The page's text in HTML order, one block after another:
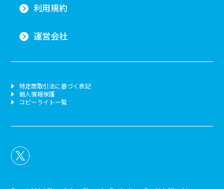
利用規約
運営会社
特定商取引法に基づく表記
個人情報保護
コピーライト一覧